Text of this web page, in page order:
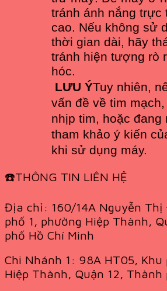
tránh ánh nắng trực
cao. Nếu không sử
thời gian dài, hãy
tránh hiện tượng rò
hóc.
LƯU ÝTuy nhiên,
vấn đề về tim
nhịp tim, hoặc đang
tham khảo ý kiến
khi sử dụng máy.
☎️THÔNG TIN LIÊN HỆ
Địa chỉ: 160/14A Nguyễn Thị
phố 1, phường Hiệp Thành,
phố Hồ Chí Minh
Chi Nhánh 1: 98A HT05, Khu
Hiệp Thành, Quận 12, Thành